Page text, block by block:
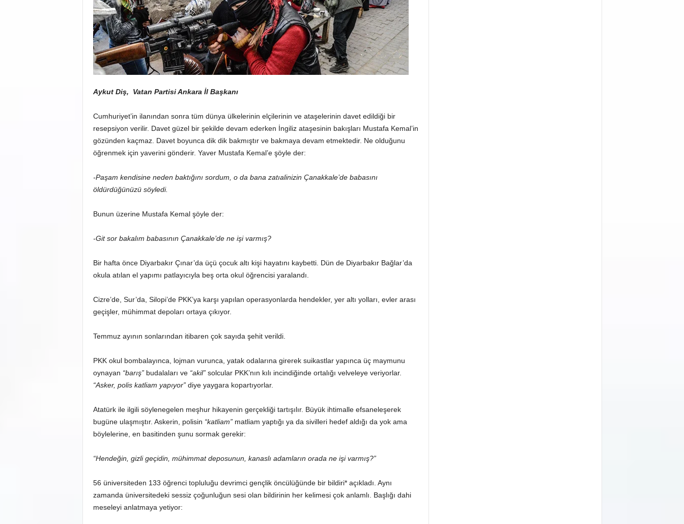
Aykut Diş, Vatan Partisi Ankara İlBaşkanı
Cumhuriyet’in ilanından sonra tüm dünya ülkelerinin elçilerinin ve ataşelerinin davet edildiği bir
resepsiyon verilir. Davet güzel bir şekilde devam ederken İngiliz ataşesinin bakışları Mustafa Kemal’in
gözünden kaçmaz. Davet boyunca dik dik bakmıştır ve bakmaya devam etmektedir. Ne olduğunu
öğrenmek için yaverini gönderir. Yaver Mustafa Kemal’e şöyle der:
-Paşam kendisine neden baktığını sordum, o da bana zatıalinizin Çanakkale’de babasını
öldürdüğünüzü söyledi.
Bunun üzerine Mustafa Kemal şöyle der:
-Git sor bakalım babasının Çanakkale’de ne işi varmış?
Bir hafta önce Diyarbakır Çınar’da üçü çocuk altı kişi hayatını kaybetti. Dün de Diyarbakır Bağlar’da
okula atılan el yapımı patlayıcıyla beş orta okul öğrencisi yaralandı.
Cizre’de, Sur’da, Silopi’de PKK’ya karşı yapılan operasyonlarda hendekler, yer altı yolları, evler arası
geçişler, mühimmat depoları ortaya çıkıyor.
Temmuz ayının sonlarından itibaren çok sayıda şehit verildi.
PKK okul bombalayınca, lojman vurunca, yatak odalarına girerek suikastlar yapınca üç maymunu
oynayan “barış”budalaları ve“akil”solcular PKK’nın kılı incindiğinde ortalığı velveleye veriyorlar.
“Asker, polis katliam yapıyor”diye yaygara kopartıyorlar.
Atatürk ile ilgili söylenegelen meşhur hikayenin gerçekliği tartışılır. Büyük ihtimalle efsaneleşerek
bugüne ulaşmıştır. Askerin, polisin “katliam”matliam yaptığı ya da sivilleri hedef aldığı da yok ama
böylelerine, en basitinden şunu sormak gerekir:
“Hendeğin, gizli geçidin, mühimmat deposunun, kanaslı adamların orada ne işi varmış?”
56 üniversiteden 133 öğrenci topluluğu devrimci gençlik öncülüğünde bir bildiri* açıkladı. Aynı
zamanda üniversitedeki sessiz çoğunluğun sesi olan bildirinin her kelimesi çok anlamlı. Başlığı dahi
meseleyi anlatmaya yetiyor: